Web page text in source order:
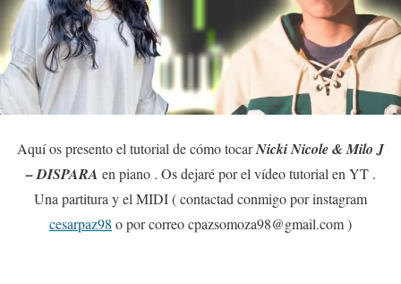
Aquí os presento el tutorial de cómo tocarNicki Nicole & Milo J
– DISPARA en piano . Os dejaré por el vídeo tutorial en YT .
Una partitura y el MIDI ( contactad conmigo por instagram
cesarpaz98 o por correo cpazsomoza98@gmail.com )